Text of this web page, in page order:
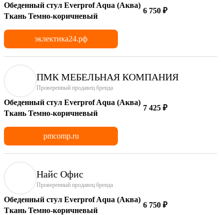
Обеденный стул Everprof Aqua (Аква)
Ткань Темно-коричневый
6 750 ₽
эклектика24.рф
ПМК МЕБЕЛЬНАЯ КОМПАНИЯ
Проверенный продавец бренда
Обеденный стул Everprof Aqua (Аква)
Ткань Темно-коричневый
7 425 ₽
pmcomp.ru
Найс Офис
Проверенный продавец бренда
Обеденный стул Everprof Aqua (Аква)
Ткань Темно-коричневый
6 750 ₽